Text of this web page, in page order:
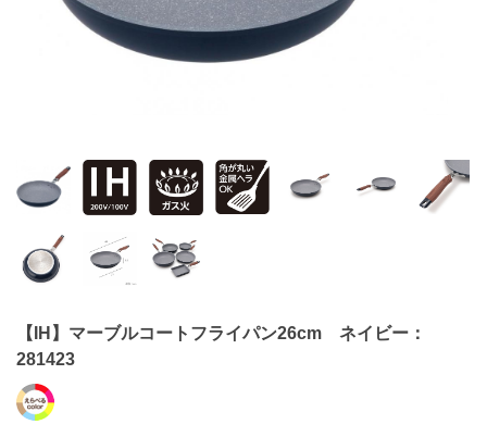
【IH】マーブルコートフライパン26cm ネイビー：
281423